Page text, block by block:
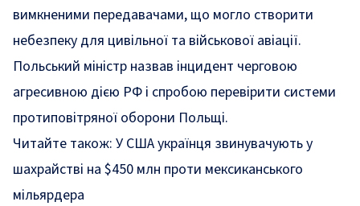
вимкненими передавачами, що могло створити
небезпеку для цивільної та військової авіації.
Польський міністр назвав інцидент черговою
агресивною дією РФ і спробою перевірити системи
протиповітряної оборони Польщі.
Читайте також: У США українця звинувачують у
шахрайстві на $450 млн проти мексиканського
мільярдера